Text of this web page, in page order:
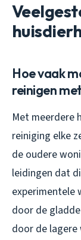
Hoe vaak
reinigen
Met meerdere
reiniging elke
de oudere
leidingen dat
experimentele
door de
door de